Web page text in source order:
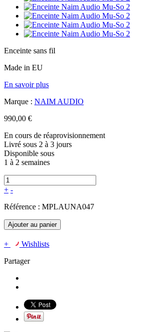
Enceinte sans fil
Made in EU
En savoir plus
Marque : NAIM AUDIO
990,00 €
En cours de réaprovisionnement
Livré sous 2 à 3 jours
Disponible sous
1 à 2 semaines
+ -
Référence : MPLAUNA047
Ajouter au panier
+
Wishlists
Partager